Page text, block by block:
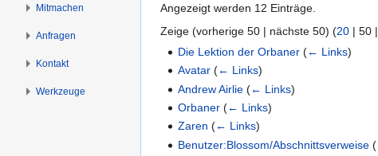
r
i
n
Angezeigt werden 12 Einträge.
Zeige (vorherige 50 | nächste 50) (20 | 50 |
Die Lektion der Orbaner (← Links)
Avatar (← Links)
Andrew Airlie (← Links)
Orbaner (← Links)
Zaren (← Links)
Benutzer:Blossom/Abschnittsverweise (
Mitmachen
Anfragen
Kontakt
Werkzeuge